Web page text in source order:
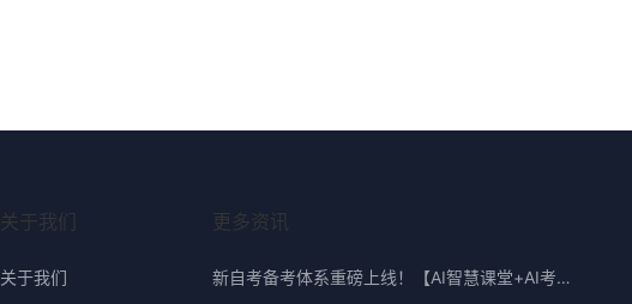
关于我们
关于我们
更多资讯
新自考备考体系重磅上线！【AI智慧课堂+AI考点精准学】豪华班型组合